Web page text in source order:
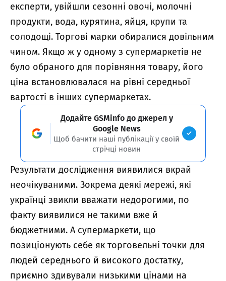
експерти, увійшли сезонні овочі, молочні
продукти, вода, курятина, яйця, крупи та
солодощі. Торгові марки обиралися довільним
чином. Якщо ж у одному з супермаркетів не
було обраного для порівняння товару, його
ціна встановлювалася на рівні середньої
вартості в інших супермаркетах.
Додайте GSMinfo до джерел у
Google News
Щоб бачити наші публікації у своїй
стрічці новин
Результати дослідження виявилися вкрай
неочікуваними. Зокрема деякі мережі, які
українці звикли вважати недорогими, по
факту виявилися не такими вже й
бюджетними. А супермаркети, що
позиціонують себе як торговельні точки для
людей середнього й високого достатку,
приємно здивували низькими цінами на